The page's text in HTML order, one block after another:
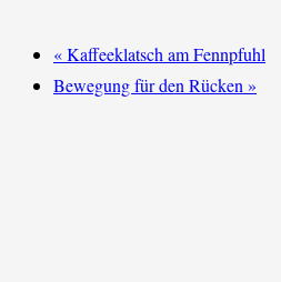
«Kaffeeklatsch am Fennpfuhl
Bewegung für den Rücken »